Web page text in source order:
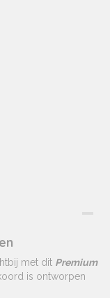
met dit Premium
is ontworpen